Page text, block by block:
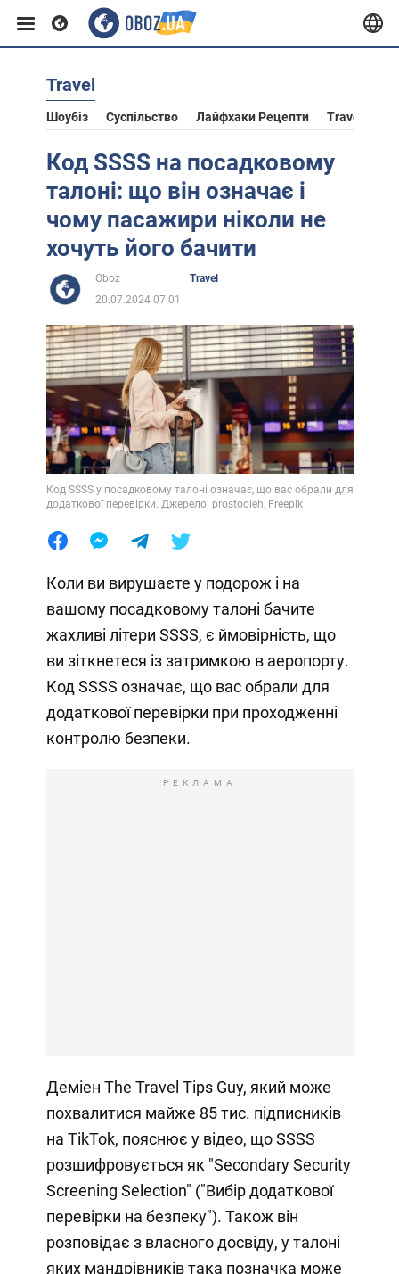
Європа
США
Африка
Життя
Лайфхаки
Travel
Шоубіз Суспільство Лайфхаки Рецепти Travel
Код SSSS на посадковому
талоні: що він означає і
чому пасажири ніколи не
хочуть його бачити
Oboz
Travel
20.07.2024 07:01
Код SSSS у посадковому талоні означає, що вас обрали для
додаткової перевірки. Джерело: prostooleh, Freepik
Коли ви вирушаєте у подорож і на
вашому посадковому талоні бачите
жахливі літери SSSS, є ймовірність, що
ви зіткнетеся із затримкою в аеропорту.
Код SSSS означає, що вас обрали для
додаткової перевірки при проходженні
контролю безпеки.
РЕКЛАМА
Деміен The Travel Tips Guy, який може
похвалитися майже 85 тис. підписників
на TikTok, пояснює у відео, що SSSS
розшифровується як "Secondary Security
Screening Selection" ("Вибір додаткової
перевірки на безпеку"). Також він
розповідає з власного досвіду, у талоні
яких мандрівників така позначка може